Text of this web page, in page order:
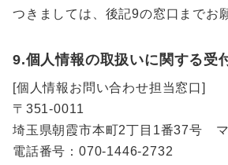
つきましては、後記9の窓口までお
9.個人情報の取扱いに関する受
[個人情報お問い合わせ担当窓口]
〒351-0011
埼玉県朝霞市本町2丁目1番37号
電話番号：070-1446-2732